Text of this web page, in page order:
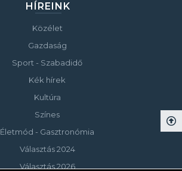
HÍREINK
Közélet
Gazdaság
Sport - Szabadidő
Kék hírek
Kultúra
Színes
Életmód - Gasztronómia
Választás 2024
Választás 2026